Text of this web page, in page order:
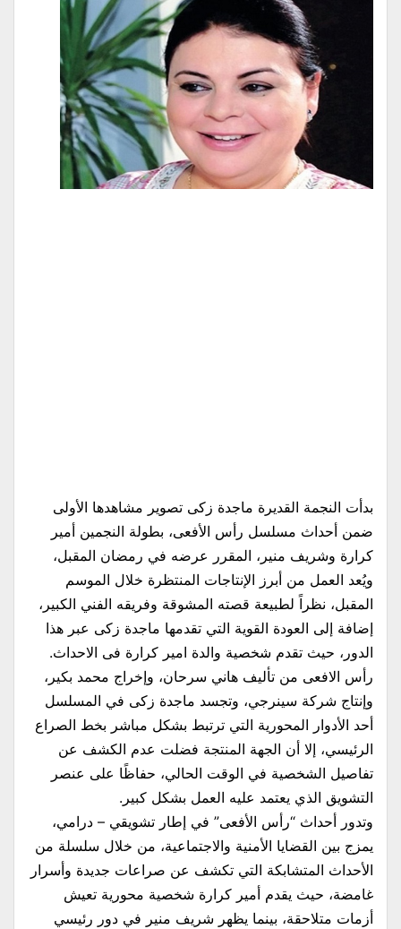
بدأت النجمة القديرة ماجدة زكى تصوير مشاهدها الأولى
ضمن أحداث مسلسل رأس الأفعى، بطولة النجمين أمير
كرارة وشريف منير، المقرر عرضه في رمضان المقبل،
ويُعد العمل من أبرز الإنتاجات المنتظرة خلال الموسم
المقبل، نظراً لطبيعة قصته المشوقة وفريقه الفني الكبير،
إضافة إلى العودة القوية التي تقدمها ماجدة زكى عبر هذا
الدور، حيث تقدم شخصية والدة امير كرارة فى الاحداث.
رأس الافعى من تأليف هاني سرحان، وإخراج محمد بكير،
وإنتاج شركة سينرجي، وتجسد ماجدة زكى في المسلسل
أحد الأدوار المحورية التي ترتبط بشكل مباشر بخط الصراع
الرئيسي، إلا أن الجهة المنتجة فضلت عدم الكشف عن
تفاصيل الشخصية في الوقت الحالي، حفاظًا على عنصر
التشويق الذي يعتمد عليه العمل بشكل كبير.
وتدور أحداث “رأس الأفعى” في إطار تشويقي – درامي،
يمزج بين القضايا الأمنية والاجتماعية، من خلال سلسلة من
الأحداث المتشابكة التي تكشف عن صراعات جديدة وأسرار
غامضة، حيث يقدم أمير كرارة شخصية محورية تعيش
أزمات متلاحقة، بينما يظهر شريف منير في دور رئيسي